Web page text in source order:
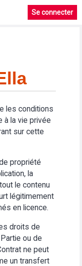
Se connecter
les conditions
à la vie privée
sur cette
propriété
la
le contenu
légitimement
en licence.
droits de
ou de
ne peut
un transfert